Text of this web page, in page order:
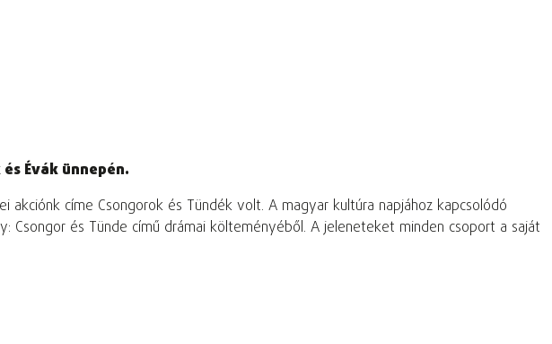
Évák ünnepén.
címe Csongorok és Tündék volt. A magyar kultúra napjához kapcsolódó
és Tünde című drámai költeményéből. A jeleneteket minden csoport a saját